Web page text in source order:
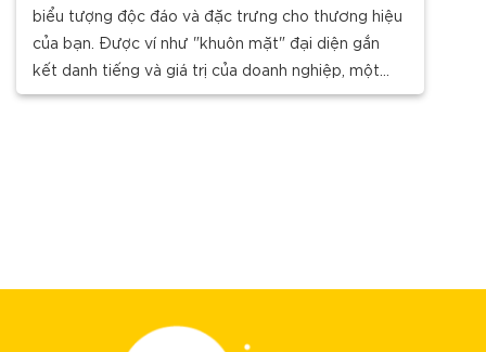
biểu tượng độc đáo và đặc trưng cho thương hiệu
của bạn. Được ví như "khuôn mặt" đại diện gắn
kết danh tiếng và giá trị của doanh nghiệp, một
mẫu logo ấn